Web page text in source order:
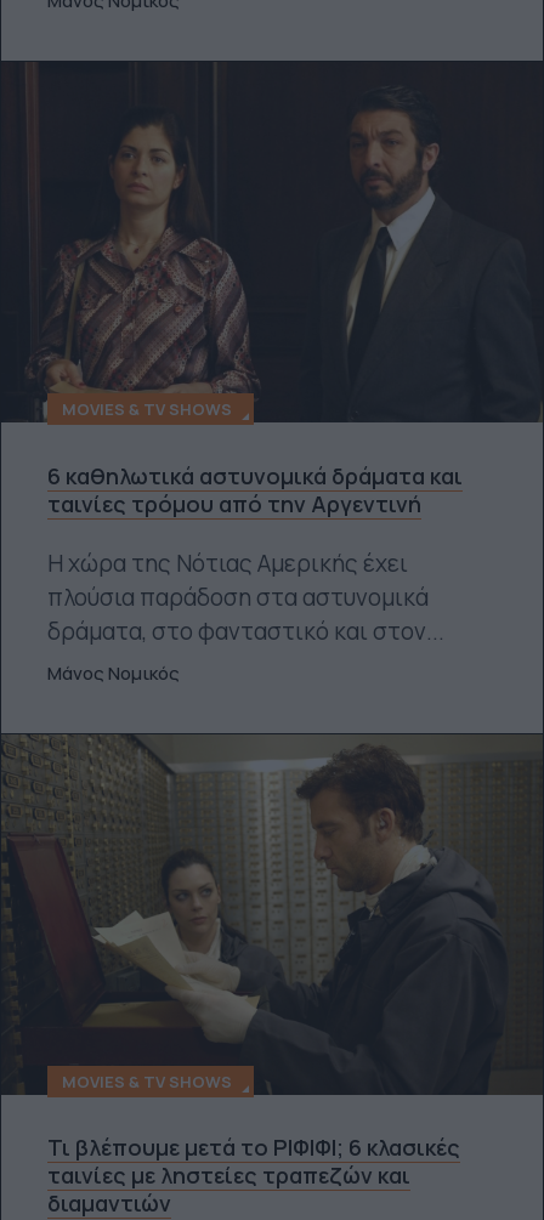
MOVIES & TV SHOWS
6 καθηλωτικά αστυνομικά δράματα και
ταινίες τρόμου από την Αργεντινή
Η χώρα της Νότιας Αμερικής έχει
πλούσια παράδοση στα αστυνομικά
δράματα, στο φανταστικό και στον...
Μάνος Νομικός
MOVIES & TV SHOWS
Τι βλέπουμε μετά το ΡΙΦΙΦΙ; 6 κλασικές
ταινίες με ληστείες τραπεζών και
διαμαντιών